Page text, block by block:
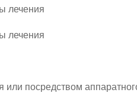
посредством